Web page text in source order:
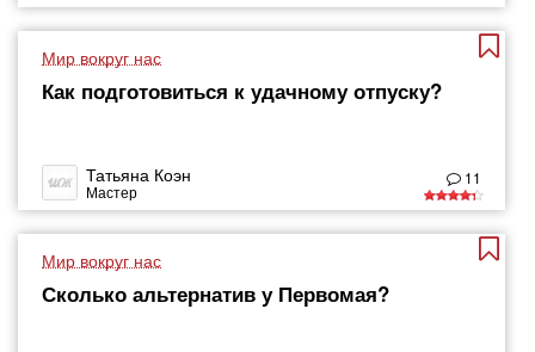
Мир вокруг нас
Как подготовиться к удачному отпуску?
Татьяна Коэн
Мастер
11
Мир вокруг нас
Сколько альтернатив у Первомая?